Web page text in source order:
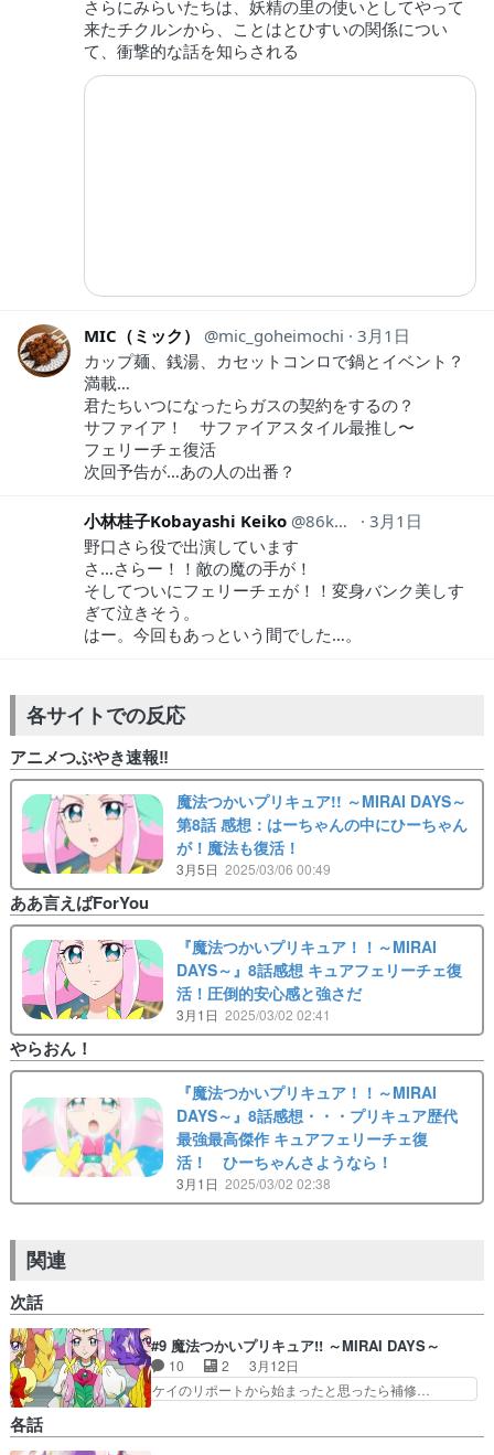
さらにみらいたちは、妖精の里の使いとしてやって
来たチクルンから、ことはとひすいの関係につい
て、衝撃的な話を知らされる
MIC（ミック） mic_goheimochi
3月1日
カップ麺、銭湯、カセットコンロで鍋とイベント？
満載…
君たちいつになったらガスの契約をするの？
サファイア！ サファイアスタイル最推し〜
フェリーチェ復活
次回予告が…あの人の出番？
小林桂子Kobayashi Keiko 86kobakei
3月1日
野口さら役で出演しています
さ…さらー！！敵の魔の手が！
そしてついにフェリーチェが！！変身バンク美しす
ぎて泣きそう。
はー。今回もあっという間でした…。
各サイトでの反応
アニメつぶやき速報‼︎
魔法つかいプリキュア!! ～MIRAI DAYS～
第8話 感想：はーちゃんの中にひーちゃん
が！魔法も復活！
3月5日 2025/03/06 00:49
ああ言えばForYou
『魔法つかいプリキュア！！～MIRAI
DAYS～』8話感想 キュアフェリーチェ復
活！圧倒的安心感と強さだ
3月1日 2025/03/02 02:41
やらおん！
『魔法つかいプリキュア！！～MIRAI
DAYS～』8話感想・・・プリキュア歴代
最強最高傑作 キュアフェリーチェ復
活！ ひーちゃんさようなら！
3月1日 2025/03/02 02:38
関連
次話
#9 魔法つかいプリキュア!! ～MIRAI DAYS～
10 2
3月12日
ケイのリポートから始まったと思ったら補修…
各話